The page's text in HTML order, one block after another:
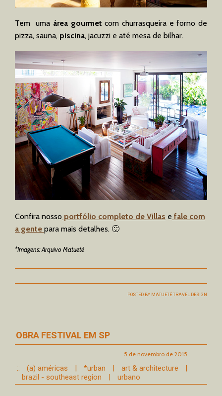
Tem uma área gourmet com churrasqueira e forno de
pizza, sauna, piscina, jacuzzi e até mesa de bilhar.
Confira nosso portfólio completo de Villas e fale com
a gente para mais detalhes. 🙂
*Imagens: Arquivo Matueté
POSTED BY MATUETÉ TRAVEL DESIGN
OBRA FESTIVAL EM SP
5 de novembro de 2015
:: (a) américas | *urban | art & architecture
|
brazil - southeast region
| urbano